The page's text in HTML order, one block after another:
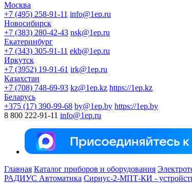
Москва
+7 (495) 258-91-11 info@1ep.ru
Новосибирск
+7 (383) 280-42-43 nsk@1ep.ru
Екатеринбург
+7 (343) 305-91-11 ekb@1ep.ru
Иркутск
+7 (3952) 19-91-61 irk@1ep.ru
Казахстан
+7 (708) 748-69-93 kz@1ep.kz https://1ep.kz
Беларусь
+375 (17) 390-99-68 by@1ep.by https://1ep.by
8 800 222-91-11 info@1ep.ru
Главная Каталог приборов и оборудования
РАДИУС Автоматика Сириус-2-МПТ-КИ -